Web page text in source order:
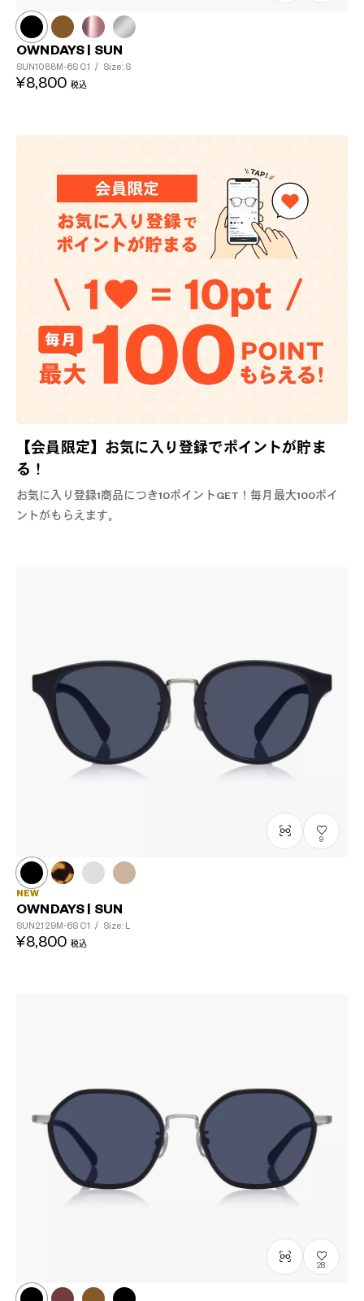
【会員限定】お気に入り登録でポイントが貯ま
る！
お気に入り登録1商品につき10ポイントGET！毎月最大100ポイ
ントがもらえます。
OWNDAYS | SUN
SUN1088M-6S C1 / Size: S
¥8,800 税込
9
NEW
OWNDAYS | SUN
SUN2129M-6S C1 / Size: L
¥8,800 税込
28